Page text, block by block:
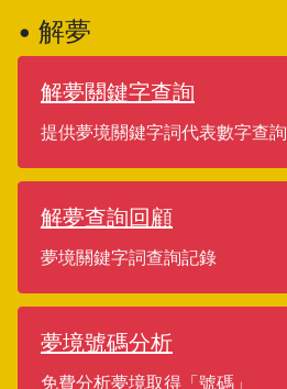
• 解夢
解夢關鍵字查詢
提供夢境關鍵字詞代表數字查詢
解夢查詢回顧
夢境關鍵字詞查詢記錄
夢境號碼分析
免費分析夢境取得「號碼」